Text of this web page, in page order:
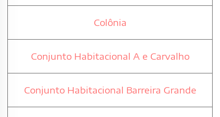
Colônia
Conjunto Habitacional A e Carvalho
Conjunto Habitacional Barreira Grande